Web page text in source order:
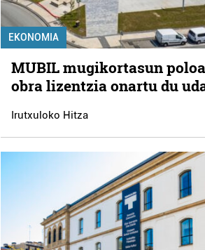
EKONOMIA
MUBIL mugikortasun
obra lizentzia onartu du
Irutxuloko Hitza